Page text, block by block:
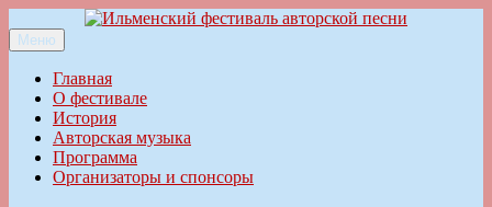
к
содержимому
Ильменский фестиваль авторской песни
Меню
Главная
О фестивале
История
Авторская музыка
Программа
Организаторы и спонсоры